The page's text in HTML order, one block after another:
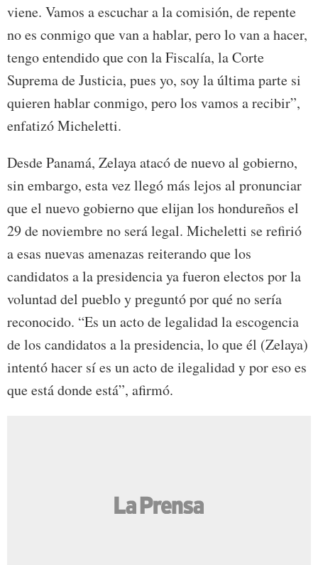
viene. Vamos a escuchar a la comisión, de repente
no es conmigo que van a hablar, pero lo van a hacer,
tengo entendido que con la Fiscalía, la Corte
Suprema de Justicia, pues yo, soy la última parte si
quieren hablar conmigo, pero los vamos a recibir”,
enfatizó Micheletti.
Desde Panamá, Zelaya atacó de nuevo al gobierno,
sin embargo, esta vez llegó más lejos al pronunciar
que el nuevo gobierno que elijan los hondureños el
29 de noviembre no será legal. Micheletti se refirió
a esas nuevas amenazas reiterando que los
candidatos a la presidencia ya fueron electos por la
voluntad del pueblo y preguntó por qué no sería
reconocido. “Es un acto de legalidad la escogencia
de los candidatos a la presidencia, lo que él (Zelaya)
intentó hacer sí es un acto de ilegalidad y por eso es
que está donde está”, afirmó.